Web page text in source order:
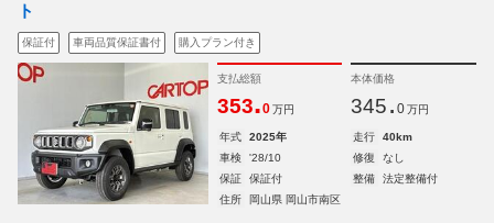
ト
保証付 車両品質保証書付 購入プラン付き
支払総額
353.0 万円
本体価格
345. 0 万円
年式 2025年 走行
40km
車検
'28/10 修復
なし
保証
保証付 整備
法定整備付
住所
岡山県 岡山市南区